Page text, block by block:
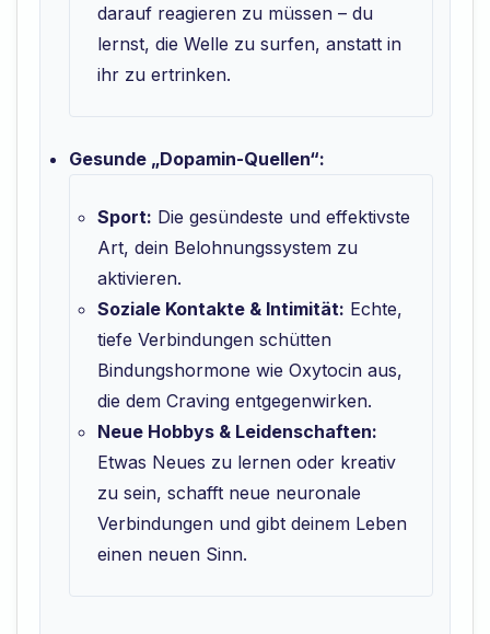
darauf reagieren zu müssen – du
lernst, die Welle zu surfen, anstatt in
ihr zu ertrinken.
Gesunde „Dopamin-Quellen“:
Sport: Die gesündeste und effektivste
Art, dein Belohnungssystem zu
aktivieren.
Soziale Kontakte & Intimität: Echte,
tiefe Verbindungen schütten
Bindungshormone wie Oxytocin aus,
die dem Craving entgegenwirken.
Neue Hobbys & Leidenschaften:
Etwas Neues zu lernen oder kreativ
zu sein, schafft neue neuronale
Verbindungen und gibt deinem Leben
einen neuen Sinn.